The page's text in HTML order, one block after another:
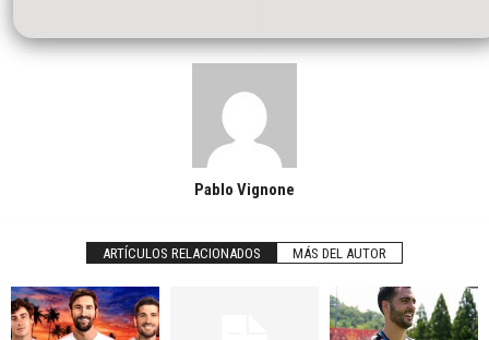
Pablo Vignone
ARTÍCULOS RELACIONADOS MÁS DEL AUTOR